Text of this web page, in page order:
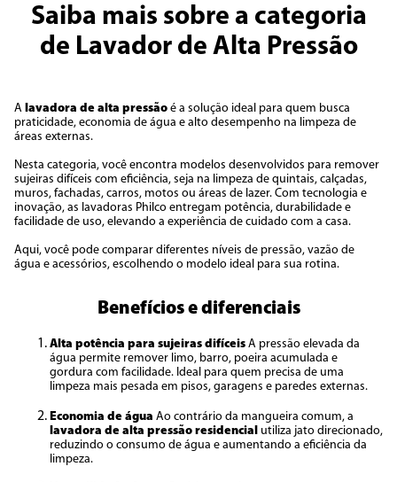
Saiba mais sobre a categoria
de Lavador de Alta Pressão
A lavadora de alta pressão é a solução ideal para quem busca
praticidade, economia de água e alto desempenho na limpeza de
áreas externas.
Nesta categoria, você encontra modelos desenvolvidos para remover
sujeiras difíceis com eficiência, seja na limpeza de quintais, calçadas,
muros, fachadas, carros, motos ou áreas de lazer. Com tecnologia e
inovação, as lavadoras Philco entregam potência, durabilidade e
facilidade de uso, elevando a experiência de cuidado com a casa.
Aqui, você pode comparar diferentes níveis de pressão, vazão de
água e acessórios, escolhendo o modelo ideal para sua rotina.
Benefícios e diferenciais
Alta potência para sujeiras difíceis A pressão elevada da
água permite remover limo, barro, poeira acumulada e
gordura com facilidade. Ideal para quem precisa de uma
limpeza mais pesada em pisos, garagens e paredes externas.
Economia de água Ao contrário da mangueira comum, a
lavadora de alta pressão residencial utiliza jato direcionado,
reduzindo o consumo de água e aumentando a eficiência da
limpeza.